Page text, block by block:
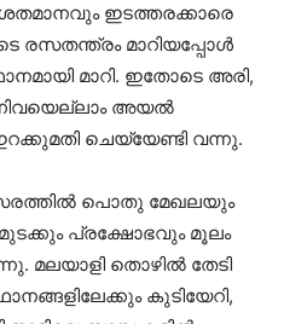
ഇടത്തരക്കാരെ
മാറിയപ്പോള്‍
മാറി. ഇതോടെ അരി,
അയല്‍
ചെയ്യേണ്ടി വന്നു.
പൊതു മേഖലയും
പ്രക്ഷോഭവും മൂലം
മലയാളി തൊഴില്‍ തേടി
കുടിയേറി,